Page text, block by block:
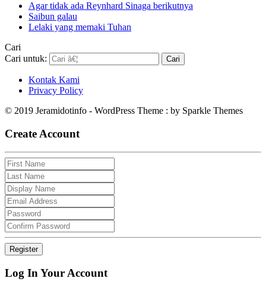
Agar tidak ada Reynhard Sinaga berikutnya
Saibun galau
Lelaki yang memaki Tuhan
Cari
Cari untuk:
Kontak Kami
Privacy Policy
© 2019 Jeramidotinfo - WordPress Theme : by Sparkle Themes
Create Account
Log In Your Account